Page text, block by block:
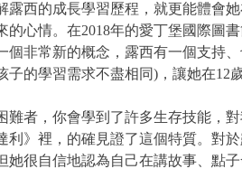
露西的成長學習歷程，就更能體會
的心情。在2018年的愛丁堡國際圖
個非常新的概念，露西有一個支持
子的學習需求不盡相同)，讓她在12
難者，你會學到了許多生存技能，對
利 》裡，的確見證了這個特質。對
她很自信地認為自己在講故事、點